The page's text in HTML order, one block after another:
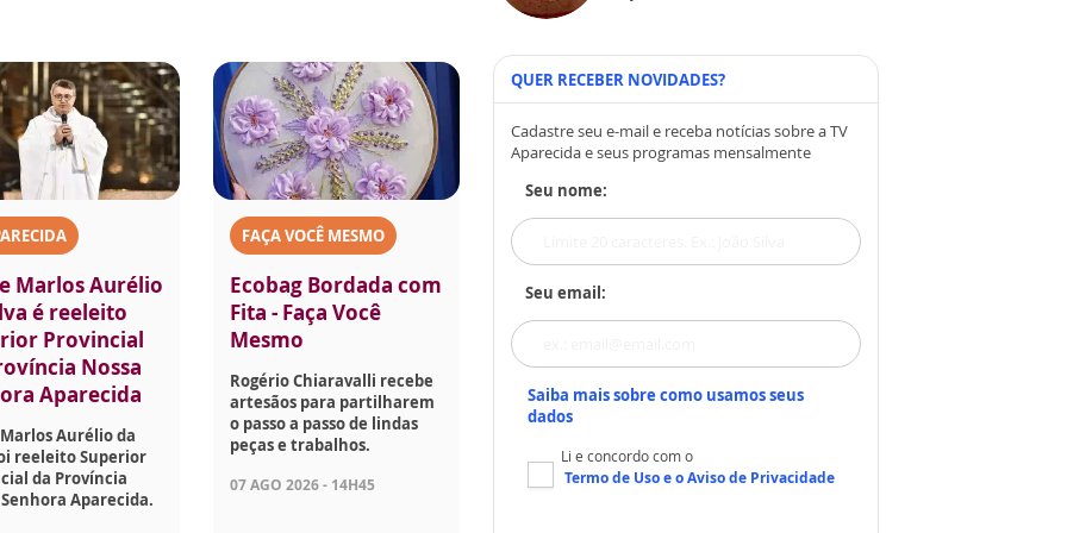
Marlos Aurélio
é reeleito
Provincial
Nossa
Aparecida
Aurélio da
reeleito Superior
da Província
Aparecida.
FAÇA VOCÊ MESMO
Ecobag Bordada com
Fita - Faça Você
Mesmo
Rogério Chiaravalli recebe
artesãos para partilharem
o passo a passo de lindas
peças e trabalhos.
07 AGO 2026 - 14H45
QUER RECEBER NOVIDADES?
Cadastre seu e-mail e receba notícias sobre a TV
Aparecida e seus programas mensalmente
Seu nome:
Seu email:
Saiba mais sobre como usamos seus
dados
Li e concordo com o
Termo de Usoe oAviso de Privacidade